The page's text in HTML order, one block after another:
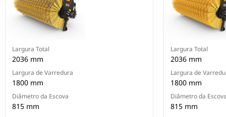
Largura Total
2036 mm
Largura de Varredura
1800 mm
Diâmetro da Escova
815 mm
Largura Total
2036 mm
Largura de
1800 mm
Diâmetro da
815 mm